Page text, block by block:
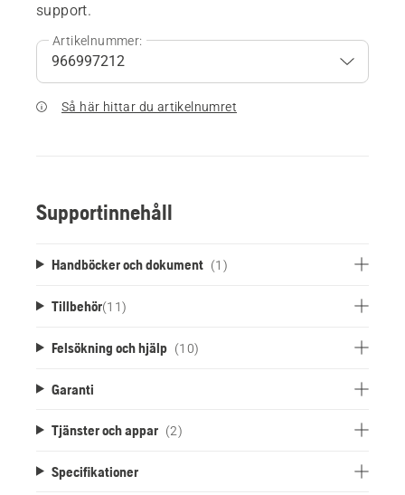
support.
Artikelnummer:
Så här hittar du artikelnumret
Supportinnehåll
Handböcker och dokument (1)
Tillbehör(11)
Felsökning och hjälp (10)
Garanti
Tjänster och appar (2)
Specifikationer